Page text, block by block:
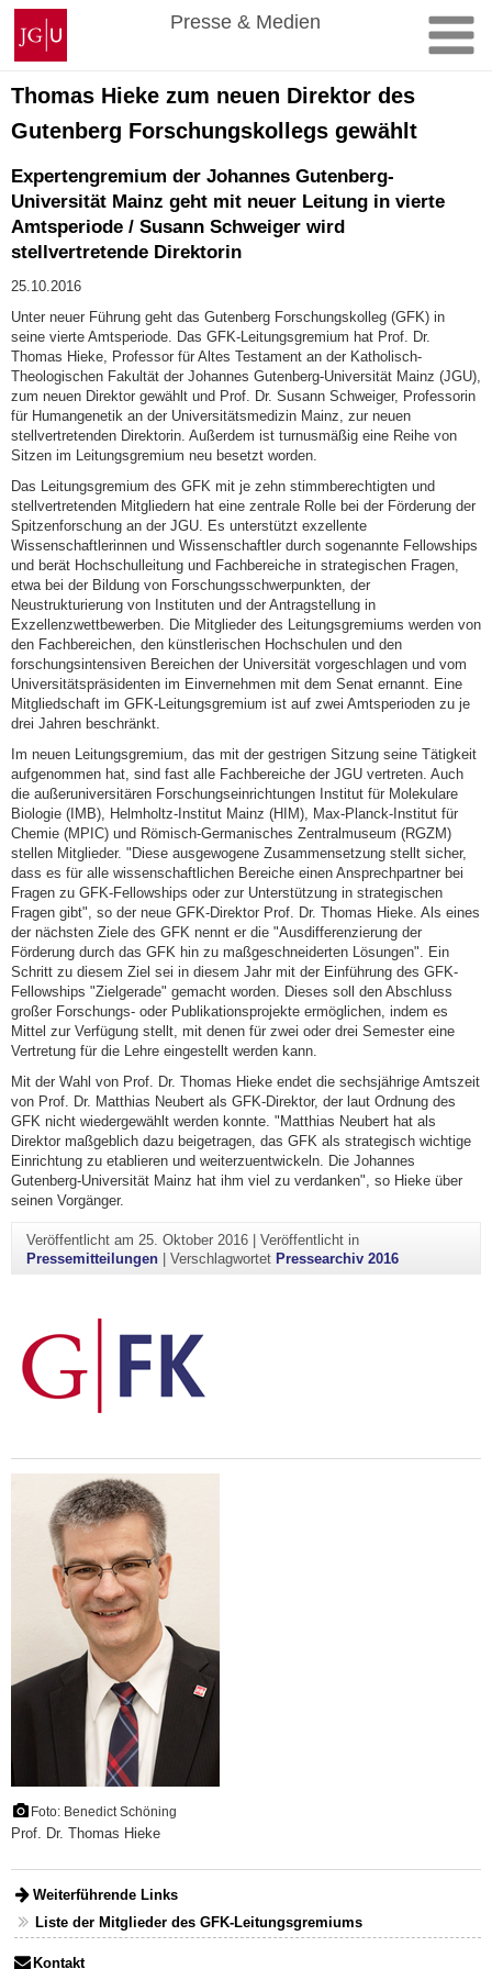
Zum
Inhalt
springen
Johannes
Gutenberg-
Universität
Mainz
Presse & Medien
Thomas Hieke zum neuen Direktor des
Gutenberg Forschungskollegs gewählt
Expertengremium der Johannes Gutenberg-
Universität Mainz geht mit neuer Leitung in vierte
Amtsperiode / Susann Schweiger wird
stellvertretende Direktorin
25.10.2016
Unter neuer Führung geht das Gutenberg Forschungskolleg (GFK) in
seine vierte Amtsperiode. Das GFK-Leitungsgremium hat Prof. Dr.
Thomas Hieke, Professor für Altes Testament an der Katholisch-
Theologischen Fakultät der Johannes Gutenberg-Universität Mainz (JGU),
zum neuen Direktor gewählt und Prof. Dr. Susann Schweiger, Professorin
für Humangenetik an der Universitätsmedizin Mainz, zur neuen
stellvertretenden Direktorin. Außerdem ist turnusmäßig eine Reihe von
Sitzen im Leitungsgremium neu besetzt worden.
Das Leitungsgremium des GFK mit je zehn stimmberechtigten und
stellvertretenden Mitgliedern hat eine zentrale Rolle bei der Förderung der
Spitzenforschung an der JGU. Es unterstützt exzellente
Wissenschaftlerinnen und Wissenschaftler durch sogenannte Fellowships
und berät Hochschulleitung und Fachbereiche in strategischen Fragen,
etwa bei der Bildung von Forschungsschwerpunkten, der
Neustrukturierung von Instituten und der Antragstellung in
Exzellenzwettbewerben. Die Mitglieder des Leitungsgremiums werden von
den Fachbereichen, den künstlerischen Hochschulen und den
forschungsintensiven Bereichen der Universität vorgeschlagen und vom
Universitätspräsidenten im Einvernehmen mit dem Senat ernannt. Eine
Mitgliedschaft im GFK-Leitungsgremium ist auf zwei Amtsperioden zu je
drei Jahren beschränkt.
Im neuen Leitungsgremium, das mit der gestrigen Sitzung seine Tätigkeit
aufgenommen hat, sind fast alle Fachbereiche der JGU vertreten. Auch
die außeruniversitären Forschungseinrichtungen Institut für Molekulare
Biologie (IMB), Helmholtz-Institut Mainz (HIM), Max-Planck-Institut für
Chemie (MPIC) und Römisch-Germanisches Zentralmuseum (RGZM)
stellen Mitglieder. "Diese ausgewogene Zusammensetzung stellt sicher,
dass es für alle wissenschaftlichen Bereiche einen Ansprechpartner bei
Fragen zu GFK-Fellowships oder zur Unterstützung in strategischen
Fragen gibt", so der neue GFK-Direktor Prof. Dr. Thomas Hieke. Als eines
der nächsten Ziele des GFK nennt er die "Ausdifferenzierung der
Förderung durch das GFK hin zu maßgeschneiderten Lösungen". Ein
Schritt zu diesem Ziel sei in diesem Jahr mit der Einführung des GFK-
Fellowships "Zielgerade" gemacht worden. Dieses soll den Abschluss
großer Forschungs- oder Publikationsprojekte ermöglichen, indem es
Mittel zur Verfügung stellt, mit denen für zwei oder drei Semester eine
Vertretung für die Lehre eingestellt werden kann.
Mit der Wahl von Prof. Dr. Thomas Hieke endet die sechsjährige Amtszeit
von Prof. Dr. Matthias Neubert als GFK-Direktor, der laut Ordnung des
GFK nicht wiedergewählt werden konnte. "Matthias Neubert hat als
Direktor maßgeblich dazu beigetragen, das GFK als strategisch wichtige
Einrichtung zu etablieren und weiterzuentwickeln. Die Johannes
Gutenberg-Universität Mainz hat ihm viel zu verdanken", so Hieke über
seinen Vorgänger.
Veröffentlicht am 25. Oktober 2016| Veröffentlicht in
Pressemitteilungen| Verschlagwortet Pressearchiv 2016
Foto: Benedict Schöning
Prof. Dr. Thomas Hieke
Weiterführende Links
Liste der Mitglieder des GFK-Leitungsgremiums
Kontakt